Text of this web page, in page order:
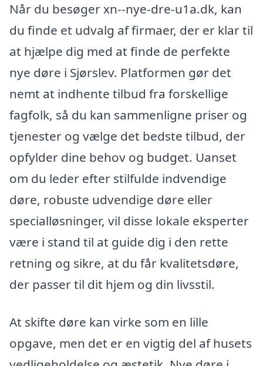
Når du besøger xn--nye-dre-u1a.dk, kan
du finde et udvalg af firmaer, der er klar til
at hjælpe dig med at finde de perfekte
nye døre i Sjørslev. Platformen gør det
nemt at indhente tilbud fra forskellige
fagfolk, så du kan sammenligne priser og
tjenester og vælge det bedste tilbud, der
opfylder dine behov og budget. Uanset
om du leder efter stilfulde indvendige
døre, robuste udvendige døre eller
specialløsninger, vil disse lokale eksperter
være i stand til at guide dig i den rette
retning og sikre, at du får kvalitetsdøre,
der passer til dit hjem og din livsstil.
At skifte døre kan virke som en lille
opgave, men det er en vigtig del af husets